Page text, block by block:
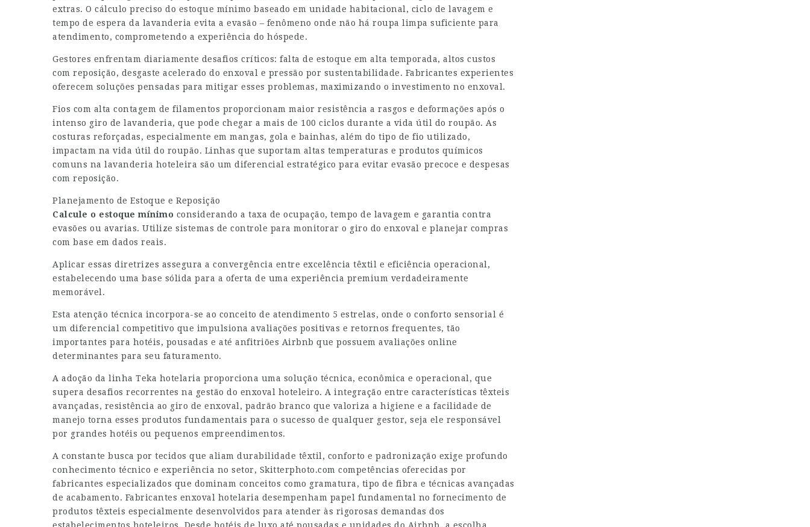
extras. O cálculo preciso do estoque mínimo baseado em unidade habitacional, ciclo de lavagem e
tempo de espera da lavanderia evita a evasão – fenômeno onde não há roupa limpa suficiente para
atendimento, comprometendo a experiência do hóspede.
Gestores enfrentam diariamente desafios críticos: falta de estoque em alta temporada, altos custos
com reposição, desgaste acelerado do enxoval e pressão por sustentabilidade. Fabricantes experientes
oferecem soluções pensadas para mitigar esses problemas, maximizando o investimento no enxoval.
Fios com alta contagem de filamentos proporcionam maior resistência a rasgos e deformações após o
intenso giro de lavanderia, que pode chegar a mais de 100 ciclos durante a vida útil do roupão. As
costuras reforçadas, especialmente em mangas, gola e bainhas, além do tipo de fio utilizado,
impactam na vida útil do roupão. Linhas que suportam altas temperaturas e produtos químicos
comuns na lavanderia hoteleira são um diferencial estratégico para evitar evasão precoce e despesas
com reposição.
Planejamento de Estoque e Reposição
Calcule o estoque mínimo considerando a taxa de ocupação, tempo de lavagem e garantia contra
evasões ou avarias. Utilize sistemas de controle para monitorar o giro do enxoval e planejar compras
com base em dados reais.
Aplicar essas diretrizes assegura a convergência entre excelência têxtil e eficiência operacional,
estabelecendo uma base sólida para a oferta de uma experiência premium verdadeiramente
memorável.
Esta atenção técnica incorpora-se ao conceito de atendimento 5 estrelas, onde o conforto sensorial é
um diferencial competitivo que impulsiona avaliações positivas e retornos frequentes, tão
importantes para hotéis, pousadas e até anfitriões Airbnb que possuem avaliações online
determinantes para seu faturamento.
A adoção da linha Teka hotelaria proporciona uma solução técnica, econômica e operacional, que
supera desafios recorrentes na gestão do enxoval hoteleiro. A integração entre características têxteis
avançadas, resistência ao giro de enxoval, padrão branco que valoriza a higiene e a facilidade de
manejo torna esses produtos fundamentais para o sucesso de qualquer gestor, seja ele responsável
por grandes hotéis ou pequenos empreendimentos.
A constante busca por tecidos que aliam durabilidade têxtil, conforto e padronização exige profundo
conhecimento técnico e experiência no setor, Skitterphoto.com competências oferecidas por
fabricantes especializados que dominam conceitos como gramatura, tipo de fibra e técnicas avançadas
de acabamento. Fabricantes enxoval hotelaria desempenham papel fundamental no fornecimento de
produtos têxteis especialmente desenvolvidos para atender às rigorosas demandas dos